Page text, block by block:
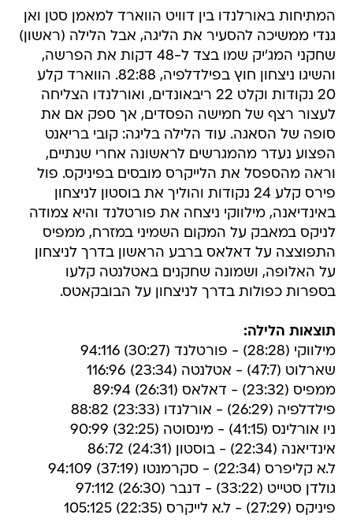
המתיחות באורלנדו בין דוויט הווארד למאמן סטן ואן
גנדי ממשיכה להסעיר את הליגה, אבל הלילה (ראשון)
שחקני המג'יק שמו בצד ל-48 דקות את הפרשה,
והשיגו ניצחון חוץ בפילדלפיה, 82:88. הווארד קלע
20 נקודות וקלט 22 ריבאונדים, ואורלנדו הצליחה
לעצור רצף של חמישה הפסדים, אך ספק אם את
סופה של הסאגה. עוד הלילה בליגה: קובי בריאנט
הפצוע נעדר מהמגרשים לראשונה אחרי שנתיים,
וראה מהספסל את הלייקרס מובסים בפיניקס. פול
פירס קלע 24 נקודות והוליך את בוסטון לניצחון
באינדיאנה, מילווקי ניצחה את פורטלנד והיא צמודה
לניקס במאבק על המקום השמיני במזרח, ממפיס
התפוצצה על דאלאס ברבע הראשון בדרך לניצחון
על האלופה, ושמונה שחקנים באטלנטה קלעו
בספרות כפולות בדרך לניצחון על הבובקאטס.
תוצאות הלילה:
מילווקי (28:28) - פורטלנד (30:27) 94:116
שארלוט (47:7) - אטלנטה (23:34) 116:96
ממפיס (23:32) - דאלאס (26:31) 89:94
פילדלפיה (26:29) - אורלנדו (23:33) 88:82
ניו אורלינס (41:15) - מינסוטה (32:25) 90:99
אינדיאנה (22:34) - בוסטון (24:31) 86:72
ל.א קליפרס (22:34) - סקרמנטו (37:19) 94:109
גולדן סטייט (33:22) - דנבר (26:30) 97:112
פיניקס (27:29) - ל.א לייקרס (22:35) 105:125